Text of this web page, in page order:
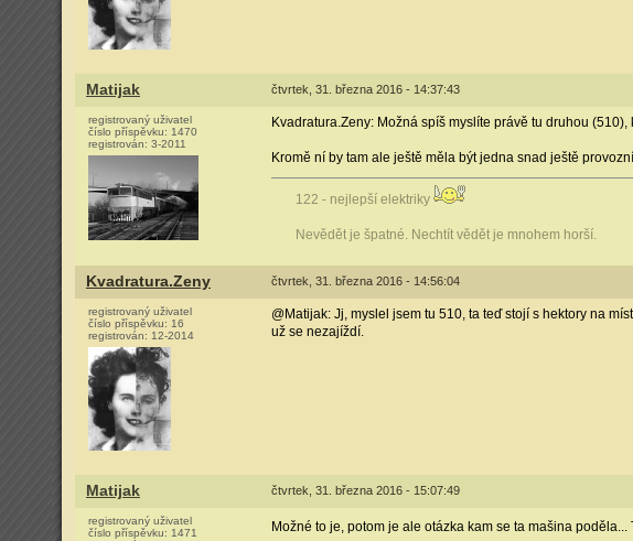
Matijak čtvrtek, 31. března 2016 - 14:37:43
registrovaný uživatel
číslo příspěvku: 1470
registrován: 3-2011
Kvadratura.Zeny: Možná spíš myslíte právě tu druhou
Kromě ní by tam ale ještě měla být jedna snad ještě
122 - nejlepší elektriky
Nevědět je špatné. Nechtít vědět je mnohem horší.
Kvadratura.Zeny čtvrtek, 31. března 2016 - 14:56:04
registrovaný uživatel
číslo příspěvku: 16
registrován: 12-2014
@Matijak: Jj, myslel jsem tu 510, ta teď stojí s hektory na
už se nezajíždí.
Matijak čtvrtek, 31. března 2016 - 15:07:49
registrovaný uživatel
číslo příspěvku: 1471
Možné to je, potom je ale otázka kam se ta mašina